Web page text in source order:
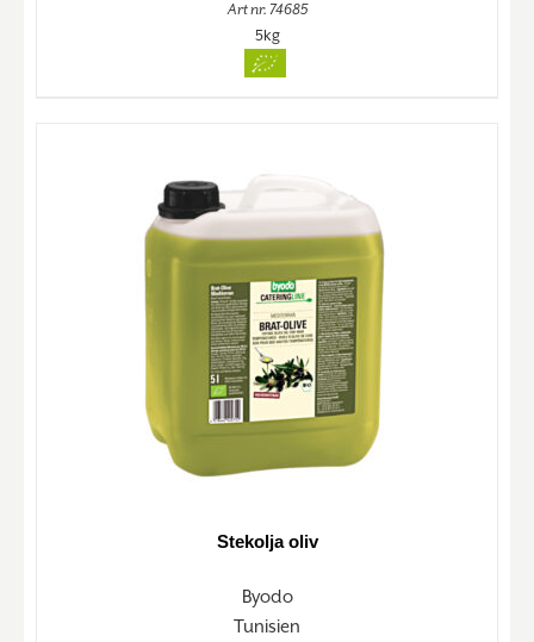
Art nr. 74685
5kg
Stekolja oliv
Byodo
Tunisien